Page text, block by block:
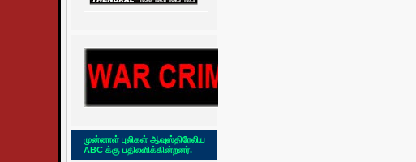
முன்னாள் புலிகள் ஆவுஸ்திரேலிய
ABC க்கு பதிலளிக்கின்றனர்.